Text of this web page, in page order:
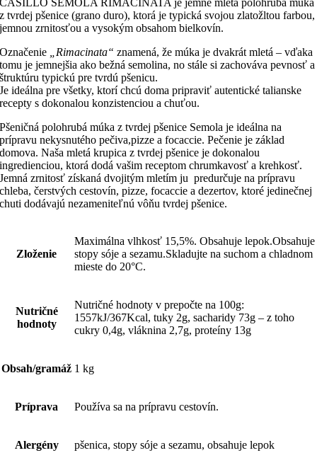
CASILLO SEMOLA RIMACINATA je jemne mletá polohrubá múka
z tvrdej pšenice (grano duro), ktorá je typická svojou zlatožltou farbou,
jemnou zrnitosťou a vysokým obsahom bielkovín.
Označenie
„Rimacinata“ znamená, že múka je dvakrát mletá – vďaka
tomu je jemnejšia ako bežná semolina, no stále si zachováva pevnosť a
štruktúru typickú pre tvrdú pšenicu.
Je ideálna pre všetky, ktorí chcú doma pripraviť autentické talianske
recepty s dokonalou konzistenciou a chuťou.
Pšeničná polohrubá múka z tvrdej pšenice Semola je ideálna na
prípravu nekysnutého pečiva,pizze a focaccie. Pečenie je základ
domova. Naša mletá krupica z tvrdej pšenice je dokonalou
ingredienciou, ktorá dodá vašim receptom chrumkavosť a krehkosť.
Jemná zrnitosť získaná dvojitým mletím ju predurčuje na prípravu
chleba, čerstvých cestovín, pizze, focaccie a dezertov, ktoré jedinečnej
chuti dodávajú nezameniteľnú vôňu tvrdej pšenice.
Zloženie
Maximálna vlhkosť 15,5%. Obsahuje lepok.Obsahuje
stopy sóje a sezamu.Skladujte na suchom a chladnom
mieste do 20°C.
Nutričné
hodnoty
Nutričné hodnoty v prepočte na 100g:
1557kJ/367Kcal, tuky 2g, sacharidy 73g – z toho
cukry 0,4g, vláknina 2,7g, proteíny 13g
Obsah/gramáž 1 kg
Príprava Používa sa na prípravu cestovín.
Alergény pšenica, stopy sóje a sezamu, obsahuje lepok